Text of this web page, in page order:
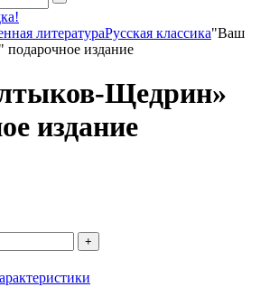
литератураРусская классика"Ваш
издание
Щедрин»
издание
+